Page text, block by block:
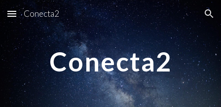
Skip to main content Skip to navigation
Conecta2
Conecta2